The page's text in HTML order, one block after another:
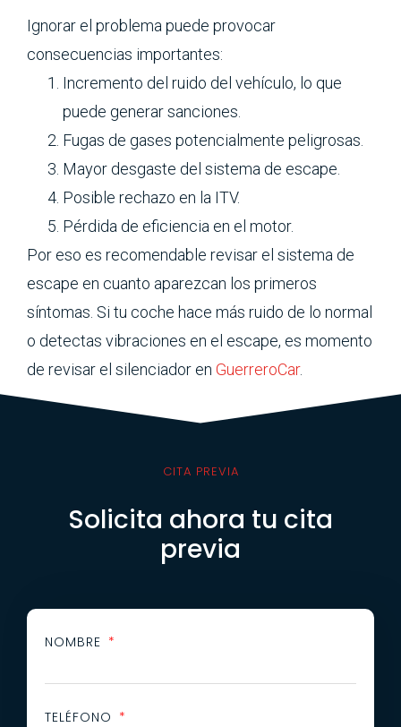
Ignorar el problema puede provocar
consecuencias importantes:
Incremento del ruido del vehículo, lo que
puede generar sanciones.
Fugas de gases potencialmente peligrosas.
Mayor desgaste del sistema de escape.
Posible rechazo en la ITV.
Pérdida de eficiencia en el motor.
Por eso es recomendable revisar el sistema de
escape en cuanto aparezcan los primeros
síntomas. Si tu coche hace más ruido de lo normal
o detectas vibraciones en el escape, es momento
de revisar el silenciador en GuerreroCar.
CITA PREVIA
Solicita ahora tu cita
previa
NOMBRE
TELÉFONO